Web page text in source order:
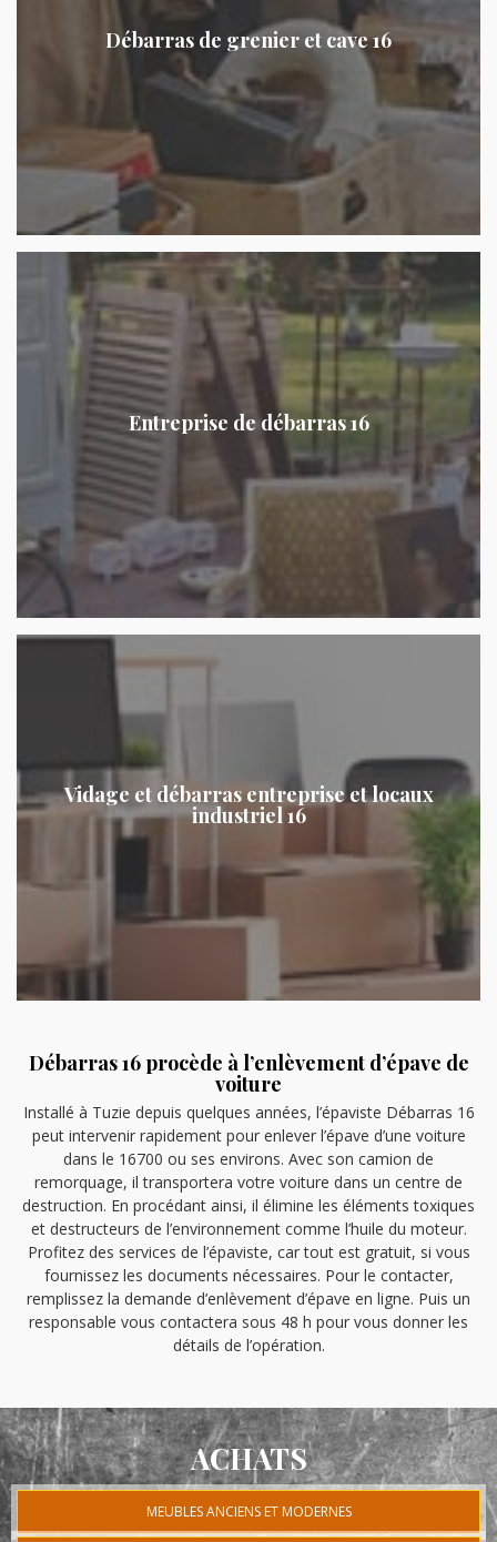
Débarras de grenier et cave 16
Entreprise de débarras 16
Vidage et débarras entreprise et locaux
industriel 16
Débarras 16 procède à l’enlèvement d’épave de
voiture
Installé à Tuzie depuis quelques années, l’épaviste Débarras 16
peut intervenir rapidement pour enlever l’épave d’une voiture
dans le 16700 ou ses environs. Avec son camion de
remorquage, il transportera votre voiture dans un centre de
destruction. En procédant ainsi, il élimine les éléments toxiques
et destructeurs de l’environnement comme l’huile du moteur.
Profitez des services de l’épaviste, car tout est gratuit, si vous
fournissez les documents nécessaires. Pour le contacter,
remplissez la demande d’enlèvement d’épave en ligne. Puis un
responsable vous contactera sous 48 h pour vous donner les
détails de l’opération.
ACHATS
MEUBLES ANCIENS ET MODERNES